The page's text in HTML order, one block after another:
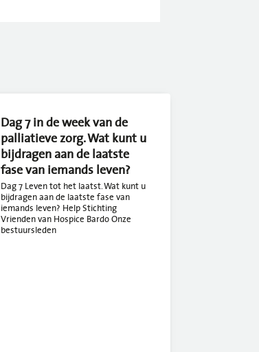
Dag 7 in de week van de
palliatieve zorg. Wat kunt u
bijdragen aan de laatste
fase van iemands leven?
Dag 7 Leven tot het laatst. Wat kunt u
bijdragen aan de laatste fase van
iemands leven? Help Stichting
Vrienden van Hospice Bardo Onze
bestuursleden